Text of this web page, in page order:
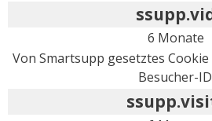
6 Monate
Von Smartsupp gesetztes
Besucher-